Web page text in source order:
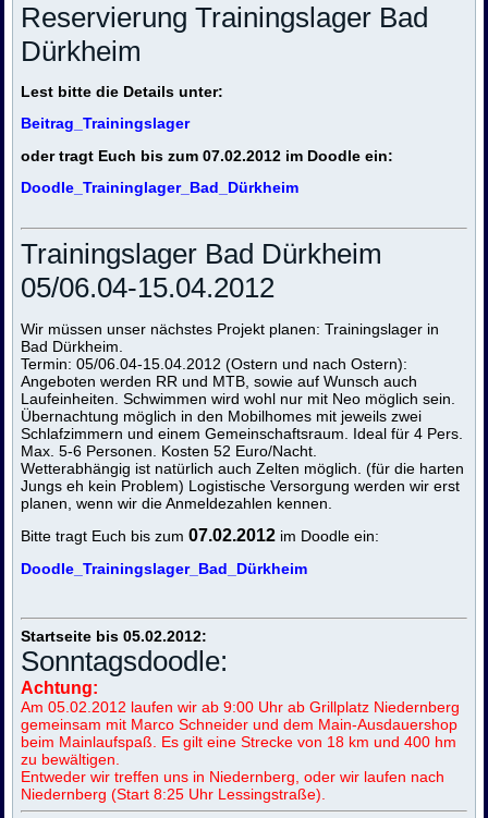
Reservierung Trainingslager Bad
Dürkheim
Lest bitte die Details unter:
Beitrag_Trainingslager
oder tragt Euch bis zum 07.02.2012 im Doodle ein:
Doodle_Traininglager_Bad_Dürkheim
Trainingslager Bad Dürkheim
05/06.04-15.04.2012
Wir müssen unser nächstes Projekt planen: Trainingslager in
Bad Dürkheim.
Termin: 05/06.04-15.04.2012 (Ostern und nach Ostern):
Angeboten werden RR und MTB, sowie auf Wunsch auch
Laufeinheiten. Schwimmen wird wohl nur mit Neo möglich sein.
Übernachtung möglich in den Mobilhomes mit jeweils zwei
Schlafzimmern und einem Gemeinschaftsraum. Ideal für 4 Pers.
Max. 5-6 Personen. Kosten 52 Euro/Nacht.
Wetterabhängig ist natürlich auch Zelten möglich. (für die harten
Jungs eh kein Problem) Logistische Versorgung werden wir erst
planen, wenn wir die Anmeldezahlen kennen.
Bitte tragt Euch bis zum07.02.2012 im Doodle ein:
Doodle_Trainingslager_Bad_Dürkheim
Startseite bis 05.02.2012:
Sonntagsdoodle:
Achtung:
Am 05.02.2012 laufen wir ab 9:00 Uhr ab Grillplatz Niedernberg
gemeinsam mit Marco Schneider und dem Main-Ausdauershop
beim Mainlaufspaß. Es gilt eine Strecke von 18 km und 400 hm
zu bewältigen.
Entweder wir treffen uns in Niedernberg, oder wir laufen nach
Niedernberg (Start 8:25 Uhr Lessingstraße).